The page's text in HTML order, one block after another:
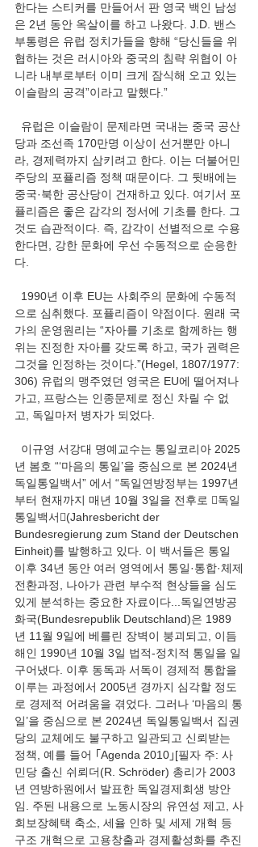
한다는 스티커를 만들어서 판 영국 백인 남성
은 2년 동안 옥살이를 하고 나왔다. J.D. 밴스
부통령은 유럽 정치가들을 향해 “당신들을 위
협하는 것은 러시아와 중국의 침략 위협이 아
니라 내부로부터 이미 크게 잠식해 오고 있는
이슬람의 공격”이라고 말했다.”
유럽은 이슬람이 문제라면 국내는 중국 공산
당과 조선족 170만명 이상이 선거뿐만 아니
라, 경제력까지 삼키려고 한다. 이는 더불어민
주당의 포퓰리즘 정책 때문이다. 그 뒷배에는
중국·북한 공산당이 건재하고 있다. 여기서 포
퓰리즘은 좋은 감각의 정서에 기초를 한다. 그
것도 습관적이다. 즉, 감각이 선별적으로 수용
한다면, 강한 문화에 우선 수동적으로 순응한
다.
1990년 이후 EU는 사회주의 문화에 수동적
으로 심취했다. 포퓰리즘이 약점이다. 원래 국
가의 운영원리는 “자아를 기초로 함께하는 행
위는 진정한 자아를 갖도록 하고, 국가 권력은
그것을 인정하는 것이다.”(Hegel, 1807/1977:
306) 유럽의 맹주였던 영국은 EU에 떨어져나
가고, 프랑스는 인종문제로 정신 차릴 수 없
고, 독일마저 병자가 되었다.
이규영 서강대 명예교수는 통일코리아 2025
년 봄호 “‘마음의 통일’을 중심으로 본 2024년
독일통일백서” 에서 “독일연방정부는 1997년
부터 현재까지 매년 10월 3일을 전후로 󰡔독일
통일백서󰡕(Jahresbericht der
Bundesregierung zum Stand der Deutschen
Einheit)를 발행하고 있다. 이 백서들은 통일
이후 34년 동안 여러 영역에서 통일·통합·체제
전환과정, 나아가 관련 부수적 현상들을 심도
있게 분석하는 중요한 자료이다...독일연방공
화국(Bundesrepublik Deutschland)은 1989
년 11월 9일에 베를린 장벽이 붕괴되고, 이듬
해인 1990년 10월 3일 법적-정치적 통일을 일
구어냈다. 이후 동독과 서독이 경제적 통합을
이루는 과정에서 2005년 경까지 심각할 정도
로 경제적 어려움을 겪었다. 그러나 ‘마음의 통
일’을 중심으로 본 2024년 독일통일백서 집권
당의 교체에도 불구하고 일관되고 신뢰받는
정책, 예를 들어 ｢Agenda 2010｣[필자 주: 사
민당 출신 쉬뢰더(R. Schröder) 총리가 2003
년 연방하원에서 발표한 독일경제회생 방안
임. 주된 내용으로 노동시장의 유연성 제고, 사
회보장혜택 축소, 세율 인하 및 세제 개혁 등
구조 개혁으로 고용창출과 경제활성화를 추진